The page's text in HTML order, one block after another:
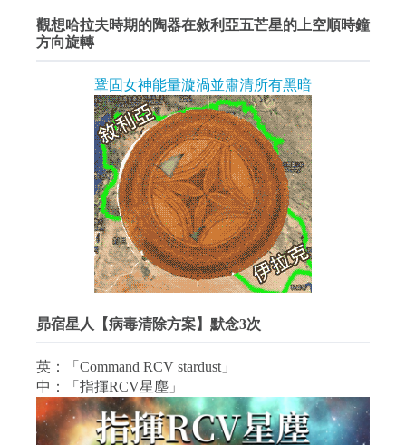
觀想哈拉夫時期的陶器在敘利亞五芒星的上空順時鐘
方向旋轉
鞏固女神能量漩渦並肅清所有黑暗
昴宿星人【病毒清除方案】默念3次
英：「Command RCV stardust」
中：「指揮RCV星塵」